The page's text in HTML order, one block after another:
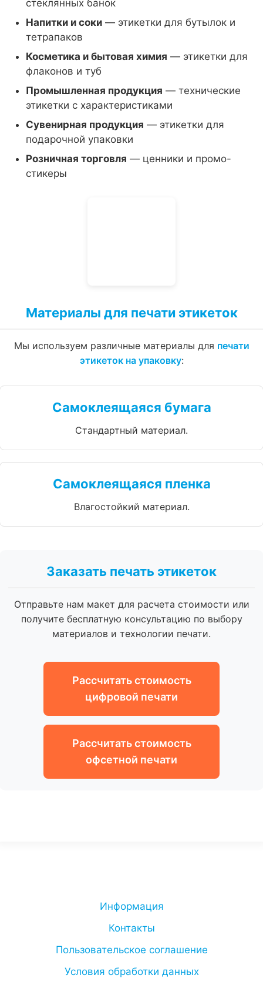
стеклянных банок
Напитки и соки — этикетки для бутылок и
тетрапаков
Косметика и бытовая химия — этикетки для
флаконов и туб
Промышленная продукция — технические
этикетки с характеристиками
Сувенирная продукция — этикетки для
подарочной упаковки
Розничная торговля — ценники и промо-
стикеры
Материалы для печати этикеток
Мы используем различные материалы для печати
этикеток на упаковку:
Самоклеящаяся бумага
Стандартный материал.
Самоклеящаяся пленка
Влагостойкий материал.
Заказать печать этикеток
Отправьте нам макет для расчета стоимости или
получите бесплатную консультацию по выбору
материалов и технологии печати.
Рассчитать стоимость
цифровой печати
Рассчитать стоимость
офсетной печати
Информация
Контакты
Пользовательское соглашение
Условия обработки данных